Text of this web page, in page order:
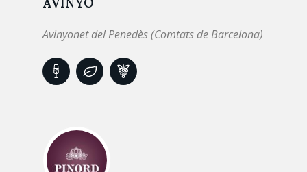
Avinyonet del Penedès (Comtats de Barcelona)